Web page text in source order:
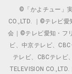
©「かよチュー」
CO.,LTD. ｜©テレビ
会｜©テレビ愛知・フ
ビ、中京テレビ、
テレビ、CBCテレ
TELEVISION